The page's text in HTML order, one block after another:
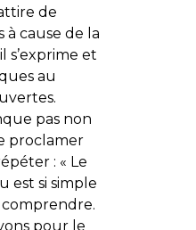
de
cause de la
s’exprime et
au
pas non
proclamer
: « Le
est si simple
pour le